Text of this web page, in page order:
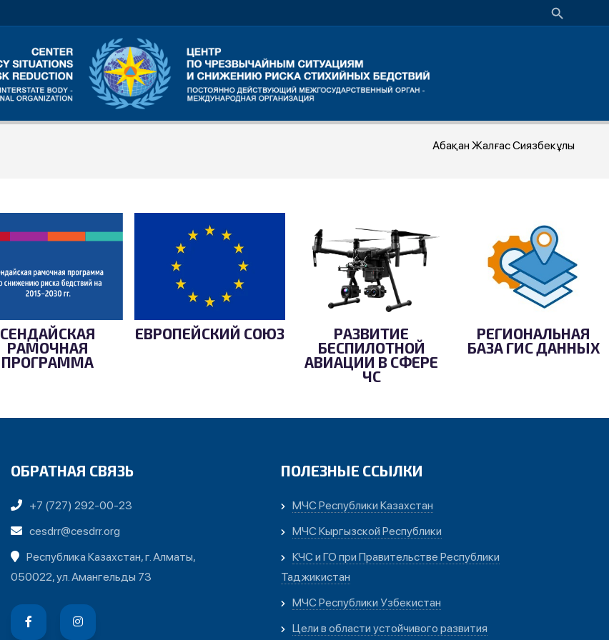
Абақан Жалғас Сиязбекұлы
СЕНДАЙСКАЯ
РАМОЧНАЯ
ПРОГРАММА
ЕВРОПЕЙСКИЙ СОЮЗ
РАЗВИТИЕ
БЕСПИЛОТНОЙ
АВИАЦИИ В СФЕРЕ
ЧС
РЕГИОНАЛЬНАЯ
БАЗА ГИС ДАННЫХ
ОБРАТНАЯ СВЯЗЬ
+7 (727) 292-00-23
cesdrr@cesdrr.org
Республика Казахстан, г. Алматы,
050022, ул. Амангельды 73
ПОЛЕЗНЫЕ ССЫЛКИ
МЧС Республики Казахстан
МЧС Кыргызской Республики
КЧС и ГО при Правительстве Республики
Таджикистан
МЧС Республики Узбекистан
Цели в области устойчивого развития